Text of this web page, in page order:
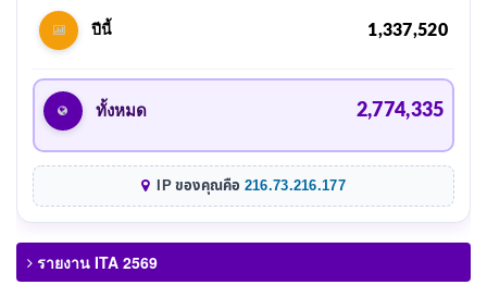
ปีนี้ 1,337,520
ทั้งหมด 2,774,335
IP ของคุณคือ 216.73.216.177
รายงาน ITA 2569